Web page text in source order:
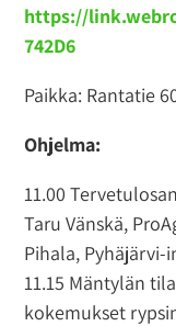
https://
742D6
Paikka: Rantatie
Ohjelma:
11.00
Taru Vänskä,
Pihala,
11.15 Mäntylän
kokemukset